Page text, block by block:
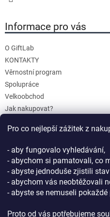
Pro co nejlepší zážitek z
- aby fungovalo vyhledávání,
- abychom si pamatovali, co
- abyste jednoduše zjistili
- abychom vás neobtěžovali
- abyste se nemuseli
Proto od vás potřebujeme
Informace pro vás
O GiftLab
KONTAKTY
Věrnostní program
Spolupráce
Velkoobchod
Jak nakupovat?
Reklamace a Vrácení
Obchodní podmínky
Podmínky ochrany osobních údajů